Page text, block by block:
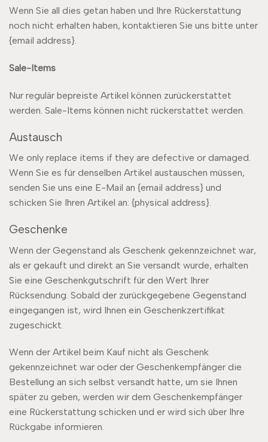
Wenn Sie all dies getan haben und Ihre Rückerstattung
noch nicht erhalten haben, kontaktieren Sie uns bitte unter
{email address}.
Sale-Items
Nur regulär bepreiste Artikel können zurückerstattet
werden. Sale-Items können nicht rückerstattet werden.
Austausch
We only replace items if they are defective or damaged.
Wenn Sie es für denselben Artikel austauschen müssen,
senden Sie uns eine E-Mail an {email address} und
schicken Sie Ihren Artikel an: {physical address}.
Geschenke
Wenn der Gegenstand als Geschenk gekennzeichnet war,
als er gekauft und direkt an Sie versandt wurde, erhalten
Sie eine Geschenkgutschrift für den Wert Ihrer
Rücksendung. Sobald der zurückgegebene Gegenstand
eingegangen ist, wird Ihnen ein Geschenkzertifikat
zugeschickt.
Wenn der Artikel beim Kauf nicht als Geschenk
gekennzeichnet war oder der Geschenkempfänger die
Bestellung an sich selbst versandt hatte, um sie Ihnen
später zu geben, werden wir dem Geschenkempfänger
eine Rückerstattung schicken und er wird sich über Ihre
Rückgabe informieren.